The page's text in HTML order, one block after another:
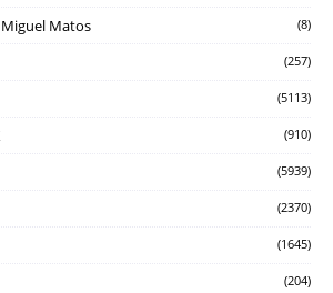
Miguel Matos (8)
(257)
(5113)
(910)
(5939)
(2370)
(1645)
(204)